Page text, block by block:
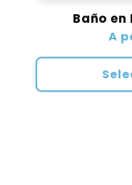
Baño en
A